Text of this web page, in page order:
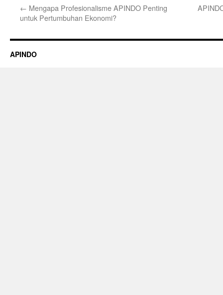
← Mengapa Profesionalisme APINDO Penting
untuk Pertumbuhan Ekonomi?
APINDO